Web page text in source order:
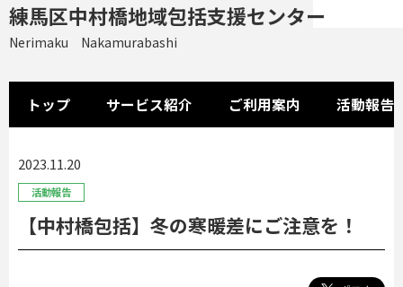
練馬区中村橋地域包括支援センター
Nerimaku Nakamurabashi
トップ サービス紹介 ご利用案内 活動報告
2023.11.20
活動報告
【中村橋包括】冬の寒暖差にご注意を！